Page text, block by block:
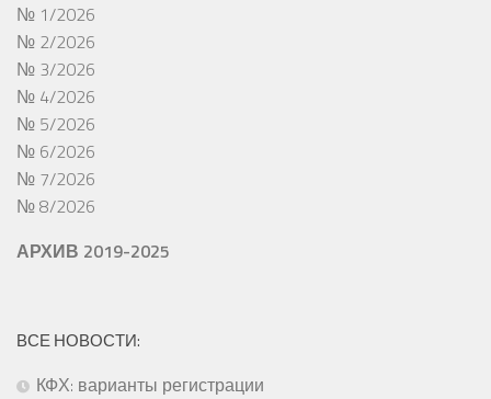
№ 1/2026
№ 2/2026
№ 3/2026
№ 4/2026
№ 5/2026
№ 6/2026
№ 7/2026
№ 8/2026
АРХИВ 2019-2025
ВСЕ НОВОСТИ:
КФХ: варианты регистрации